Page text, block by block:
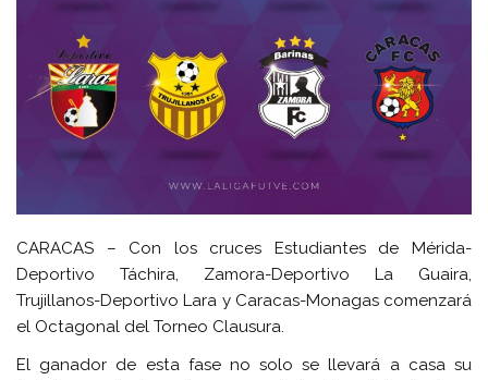
CARACAS – Con los cruces Estudiantes de Mérida-
Deportivo Táchira, Zamora-Deportivo La Guaira,
Trujillanos-Deportivo Lara y Caracas-Monagas comenzará
el Octagonal del Torneo Clausura.
El ganador de esta fase no solo se llevará a casa su